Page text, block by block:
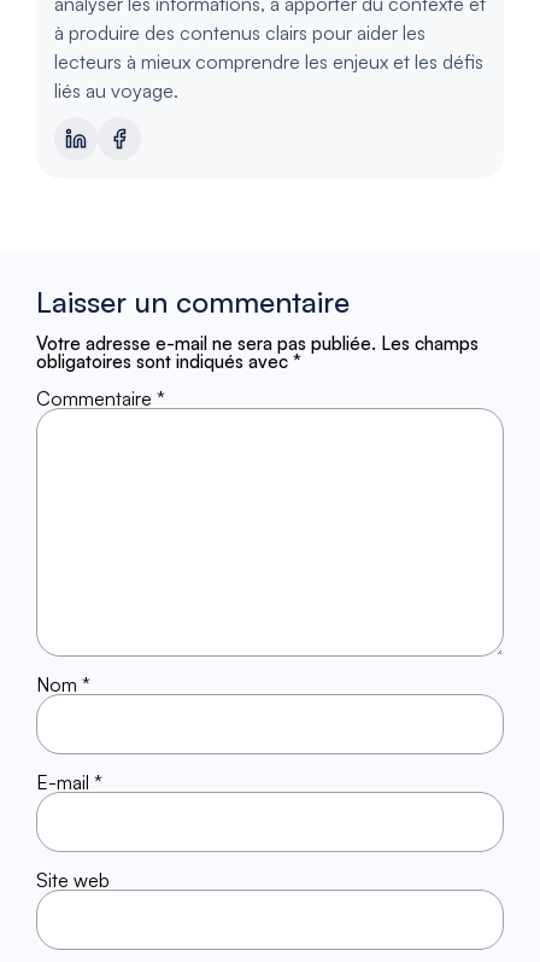
à produire des contenus clairs pour aider les
lecteurs à mieux comprendre les enjeux et les défis
liés au voyage.
Laisser un commentaire
Votre adresse e-mail ne sera pas publiée. Les champs
obligatoires sont indiqués avec *
Commentaire *
Nom *
E-mail *
Site web